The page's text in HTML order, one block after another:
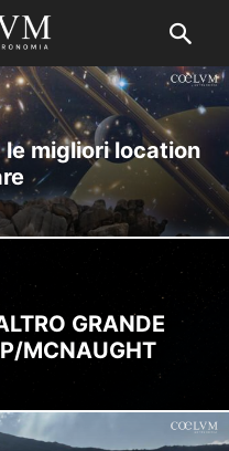
migliori location
GRANDE
MCNAUGHT